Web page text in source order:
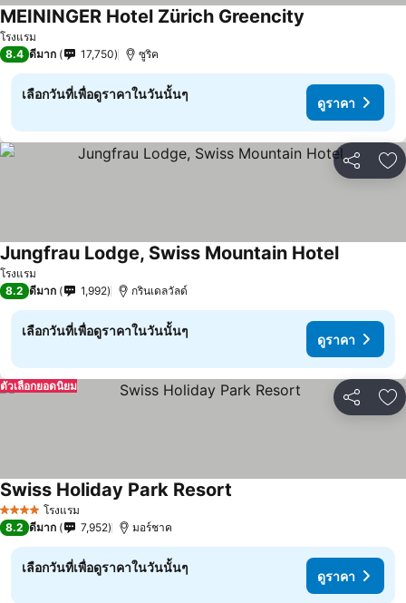
โรงแรม
MEININGER Hotel Zürich Greencity
8.4 ดีมาก 17,750 ซูริค
เลือกวันที่เพื่อดูราคาในวันนั้นๆ
ดูราคา
แชร์ เ
โรงแรม
Jungfrau Lodge, Swiss Mountain Hotel
8.2 ดีมาก 1,992 กรินเดลวัลด์
เลือกวันที่เพื่อดูราคาในวันนั้นๆ
ดูราคา
แชร์ เ
ตัวเลือกยอดนิยม
4 ดาว โรงแรม
Swiss Holiday Park Resort
8.2 ดีมาก 7,952 มอร์ชาค
เลือกวันที่เพื่อดูราคาในวันนั้นๆ
ดูราคา